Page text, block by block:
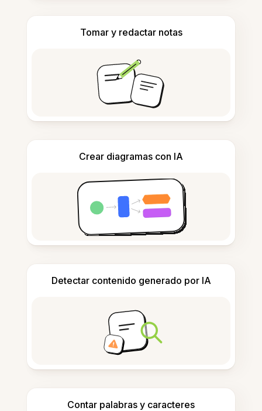
Tomar y redactar notas
Crear diagramas con IA
Detectar contenido generado por IA
Contar palabras y caracteres